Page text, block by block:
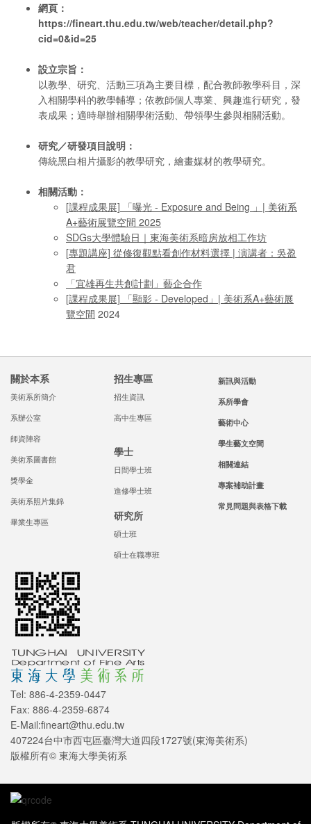
網頁：
https://fineart.thu.edu.tw/web/teacher/detail.php?
cid=0&id=25
設立宗旨：
以教學、研究、活動三項為主要目標，配合教師教學科目，深
入相關學科的教學輔導；依教師個人專業、興趣進行研究，發
表成果；適時舉辦相關學術活動、帶領學生參與相關活動。
研究／研發項目說明：
傳統黑白相片攝影的教學研究，繪畫媒材的教學研究。
相關活動：
[課程成果展] 「曝光 - Exposure and Being 」| 美術系
A+藝術展覽空間 2025
SDGs大學體驗日｜東海美術系暗房放相工作坊
[專題講座] 從修復觀點看創作材料選擇 | 演講者：吳盈
君
「宜雄再生共創計劃」藝企合作
[課程成果展] 「顯影 - Developed」| 美術系A+藝術展
覽空間 2024
關於本系
美術系所簡介
系辦公室
師資陣容
美術系圖書館
獎學金
美術系照片集錦
畢業生專區
招生專區
招生資訊
高中生專區
學士
日間學士班
進修學士班
研究所
碩士班
碩士在職專班
新訊與活動
系所學會
藝術中心
學生藝文空間
相關連結
專案補助計畫
常見問題與表格下載
Tel: 886-4-2359-0447
Fax: 886-4-2359-6874
E-Mail:fineart@thu.edu.tw
407224台中市西屯區臺灣大道四段1727號(東海美術系)
版權所有© 東海大學美術系